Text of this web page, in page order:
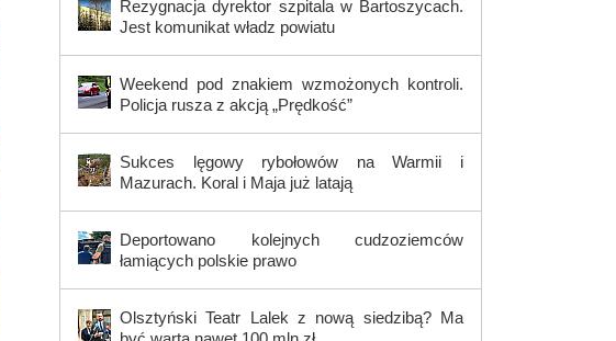
Rezygnacja dyrektor szpitala w Bartoszycach.
Jest komunikat władz powiatu
Weekend pod znakiem wzmożonych kontroli.
Policja rusza z akcją „Prędkość”
Sukces lęgowy rybołowów na Warmii i
Mazurach. Koral i Maja już latają
Deportowano kolejnych cudzoziemców
łamiących polskie prawo
Olsztyński Teatr Lalek z nową siedzibą? Ma